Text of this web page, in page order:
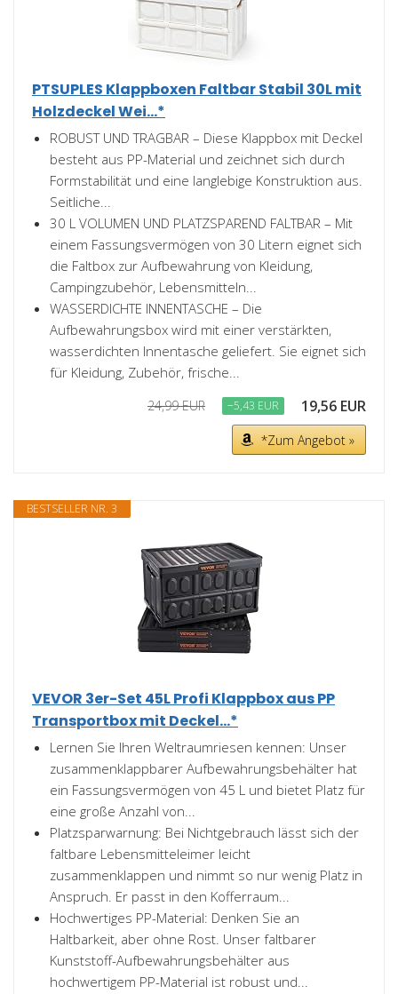
PTSUPLES Klappboxen Faltbar Stabil 30L mit
Holzdeckel Wei...*
ROBUST UND TRAGBAR – Diese Klappbox mit Deckel
besteht aus PP-Material und zeichnet sich durch
Formstabilität und eine langlebige Konstruktion aus.
Seitliche...
30 L VOLUMEN UND PLATZSPAREND FALTBAR – Mit
einem Fassungsvermögen von 30 Litern eignet sich
die Faltbox zur Aufbewahrung von Kleidung,
Campingzubehör, Lebensmitteln...
WASSERDICHTE INNENTASCHE – Die
Aufbewahrungsbox wird mit einer verstärkten,
wasserdichten Innentasche geliefert. Sie eignet sich
für Kleidung, Zubehör, frische...
24,99 EUR −5,43 EUR 19,56 EUR
*Zum Angebot »
BESTSELLER NR. 3
VEVOR 3er-Set 45L Profi Klappbox aus PP
Transportbox mit Deckel...*
Lernen Sie Ihren Weltraumriesen kennen: Unser
zusammenklappbarer Aufbewahrungsbehälter hat
ein Fassungsvermögen von 45 L und bietet Platz für
eine große Anzahl von...
Platzsparwarnung: Bei Nichtgebrauch lässt sich der
faltbare Lebensmitteleimer leicht
zusammenklappen und nimmt so nur wenig Platz in
Anspruch. Er passt in den Kofferraum...
Hochwertiges PP-Material: Denken Sie an
Haltbarkeit, aber ohne Rost. Unser faltbarer
Kunststoff-Aufbewahrungsbehälter aus
hochwertigem PP-Material ist robust und...